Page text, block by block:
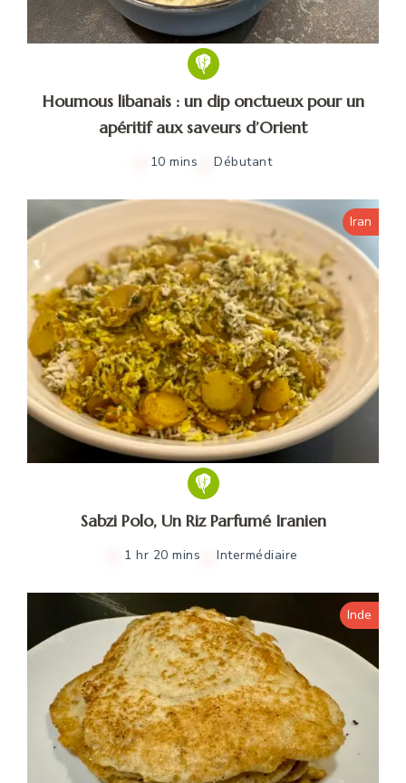
Houmous libanais : un dip onctueux pour un
apéritif aux saveurs d’Orient
10 mins Débutant
Iran
Sabzi Polo, Un Riz Parfumé Iranien
1 hr 20 mins Intermédiaire
Inde